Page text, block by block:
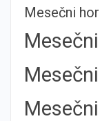
Mesečni